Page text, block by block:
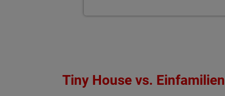
Tiny House vs.